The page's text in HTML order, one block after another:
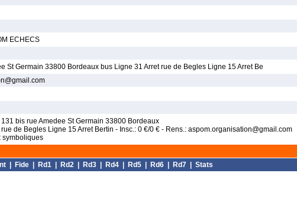
ECHECS
St Germain 33800 Bordeaux bus Ligne 31 Arret rue de Begles Ligne 15 Arret Be
bis rue Amedee St Germain 33800 Bordeaux
de Begles Ligne 15 Arret Bertin - Insc.: 0 €/0 € - Rens.: aspom.organisation@gmail.com
symboliques
Fide Rd1 Rd2 Rd3 Rd4 Rd5 Rd6 Rd7 Stats